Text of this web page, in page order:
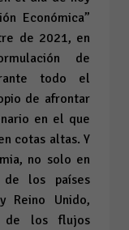
Económica”
de 2021, en
de
todo el
de afrontar
en el que
cotas altas. Y
no solo en
los países
Reino Unido,
de los flujos